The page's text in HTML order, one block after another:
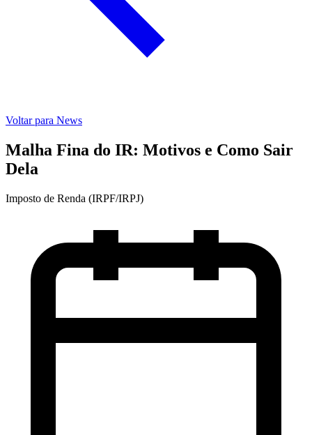
Voltar para News
Malha Fina do IR: Motivos e Como Sair
Dela
Imposto de Renda (IRPF/IRPJ)